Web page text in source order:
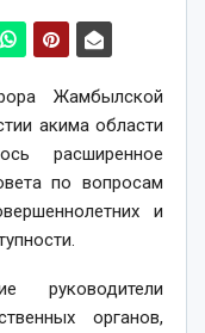
Жамбылской
акима области
расширенное
по вопросам
и
руководители
органов,